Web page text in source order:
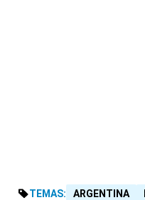
TEMAS: ARGENTINA